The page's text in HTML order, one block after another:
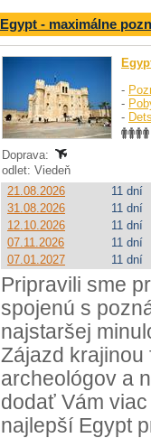
Egypt - maximálne
-
-
-
Doprava:
odlet: Viedeň
21.08.2026
11 dní
31.08.2026
11 dní
12.10.2026
11 dní
07.11.2026
11 dní
07.01.2027
11 dní
Pripravili sme
spojenú s
najstaršej
Zájazd krajinou
archeológov a
dodať Vám
najlepší Egypt